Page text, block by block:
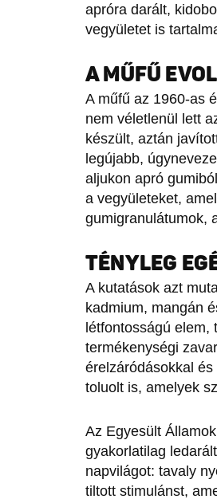
apróra darált,
vegyületet is
A MŰFŰ
A műfű az 1960-as
nem véletlenül lett
készült, aztán
legújabb,
aljukon apró
a vegyületeket,
gumigranulátumok,
TÉNYLEG
A kutatások azt
kadmium, mangán
létfontosságú
termékenységi
érelzáródásokkal
toluolt is, amelyek
Az Egyesült
gyakorlatilag
napvilágot: tavaly
tiltott stimulánst,